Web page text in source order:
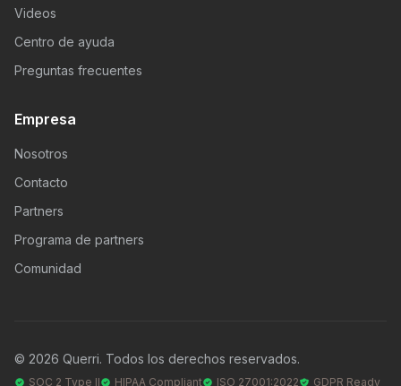
Videos
Centro de ayuda
Preguntas frecuentes
Empresa
Nosotros
Contacto
Partners
Programa de partners
Comunidad
© 2026 Querri. Todos los derechos reservados.
SOC 2 Type II HIPAA Compliant ISO 27001:2022 GDPR Ready